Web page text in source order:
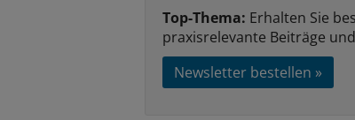
Top-Thema: Erhalten Sie
praxisrelevante Beiträge
Newsletter bestellen »